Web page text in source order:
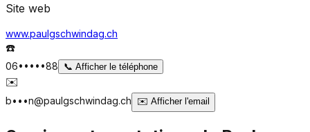
Site web
www.paulgschwindag.ch
☎️
06•••••88 📞 Afficher le téléphone
✉️
b•••n@paulgschwindag.ch ✉️ Afficher l'email